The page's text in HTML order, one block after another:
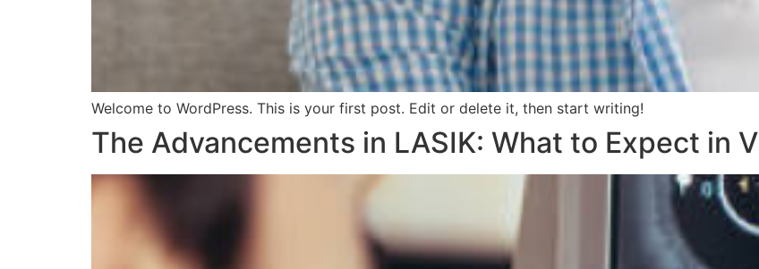
Welcome to WordPress. This is your first post. Edit or delete it, then start writing!
The Advancements in LASIK: What to Expect in